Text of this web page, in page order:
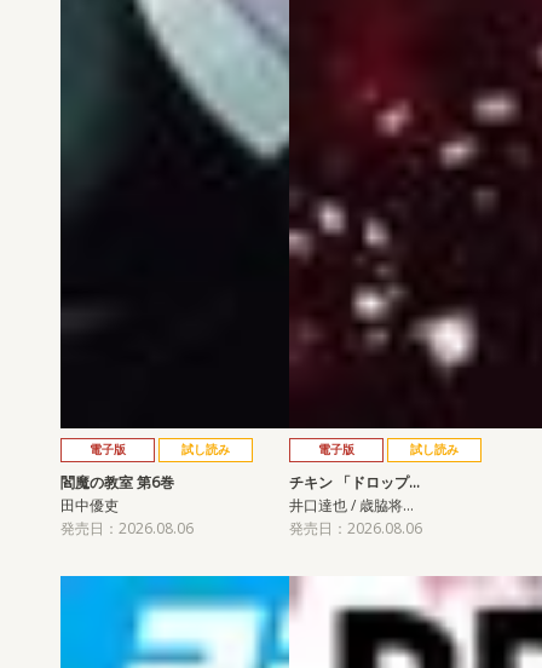
電子版 試し読み
閻魔の教室 第6巻
田中優吏
発売日：2026.08.06
電子版 試し読み
チキン 「ドロップ…
井口達也 / 歳脇将…
発売日：2026.08.06